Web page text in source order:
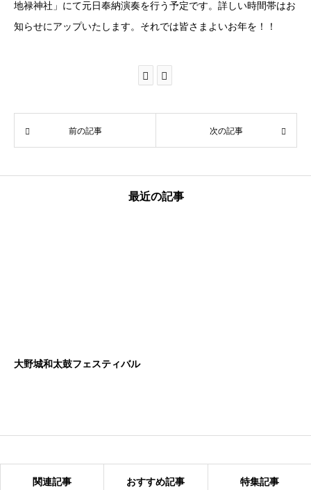
地禄神社」にて元日奉納演奏を行う予定です。詳しい時間帯はお
知らせにアップいたします。それでは皆さまよいお年を！！
前の記事 次の記事
最近の記事
大野城和太鼓フェスティバル
関連記事 おすすめ記事 特集記事